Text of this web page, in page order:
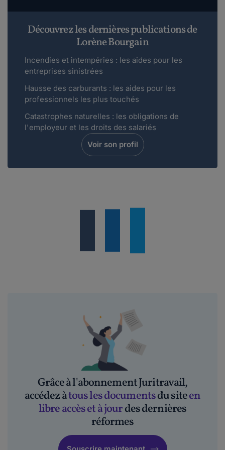
Découvrez les dernières publications de
Lorène Bourgain
Incendies et intempéries : les aides pour les
entreprises sinistrées
Hausse des carburants : les aides pour les
professionnels les plus touchés
Catastrophes naturelles : les obligations de
l'employeur et les droits des salariés
Voir son profil
Grâce à l'abonnement Juritravail,
accédez àtous les documentsdu siteen
libre accès et à jourdes dernières
réformes